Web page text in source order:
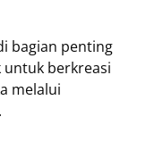
bagian penting
untuk berkreasi
melalui